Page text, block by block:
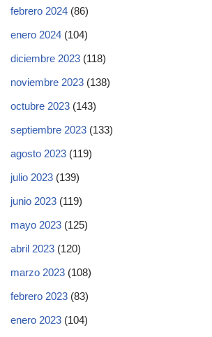
febrero 2024 (86)
enero 2024 (104)
diciembre 2023 (118)
noviembre 2023 (138)
octubre 2023 (143)
septiembre 2023 (133)
agosto 2023 (119)
julio 2023 (139)
junio 2023 (119)
mayo 2023 (125)
abril 2023 (120)
marzo 2023 (108)
febrero 2023 (83)
enero 2023 (104)